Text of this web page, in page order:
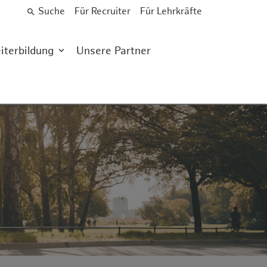
search Suche Für Recruiter Für Lehrkräfte
Unsere Partner